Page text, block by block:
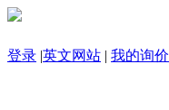
登录 |英文网站 | 我的询价